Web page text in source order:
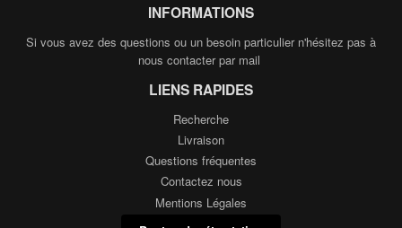
INFORMATIONS
Si vous avez des questions ou un besoin particulier n'hésitez pas à
nous contacter par mail
LIENS RAPIDES
Recherche
Livraison
Questions fréquentes
Contactez nous
Mentions Légales